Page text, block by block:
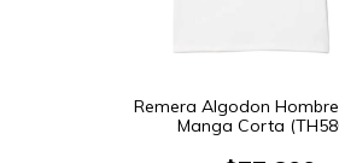
Remera Algodon
Manga Corta